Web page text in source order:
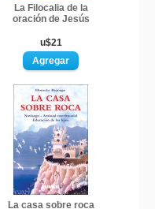
La Filocalia de la
oración de Jesús
u$21
La casa sobre roca